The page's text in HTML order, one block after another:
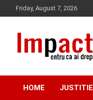
to
Friday, August 7, 2026
HOME JUSTITIE